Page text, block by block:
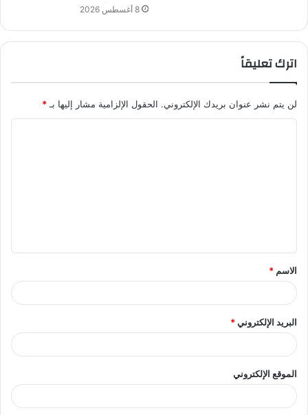
8 أغسطس 2026
اترك تعليقاً
لن يتم نشر عنوان بريدك الإلكتروني. الحقول الإلزامية مشار إليها بـ*
ق
*
الاسم *
البريد الإلكتروني*
الموقع الإلكتروني